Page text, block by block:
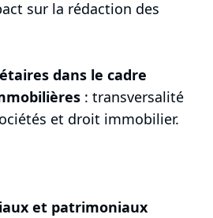
sur la rédaction des
dans le cadre
: transversalité
et droit immobilier.
et patrimoniaux